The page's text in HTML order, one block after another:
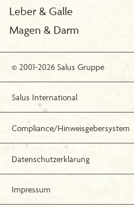
Leber & Galle
Magen & Darm
© 2001-2026 Salus Gruppe
Salus International
Compliance/Hinweisgebersystem
Datenschutzerklärung
Impressum